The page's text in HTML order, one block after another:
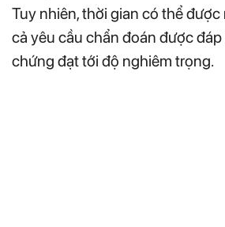
Tuy nhiên, thời gian có thể
cả yêu cầu chẩn đoán được
chứng đạt tới độ nghiêm trọng.